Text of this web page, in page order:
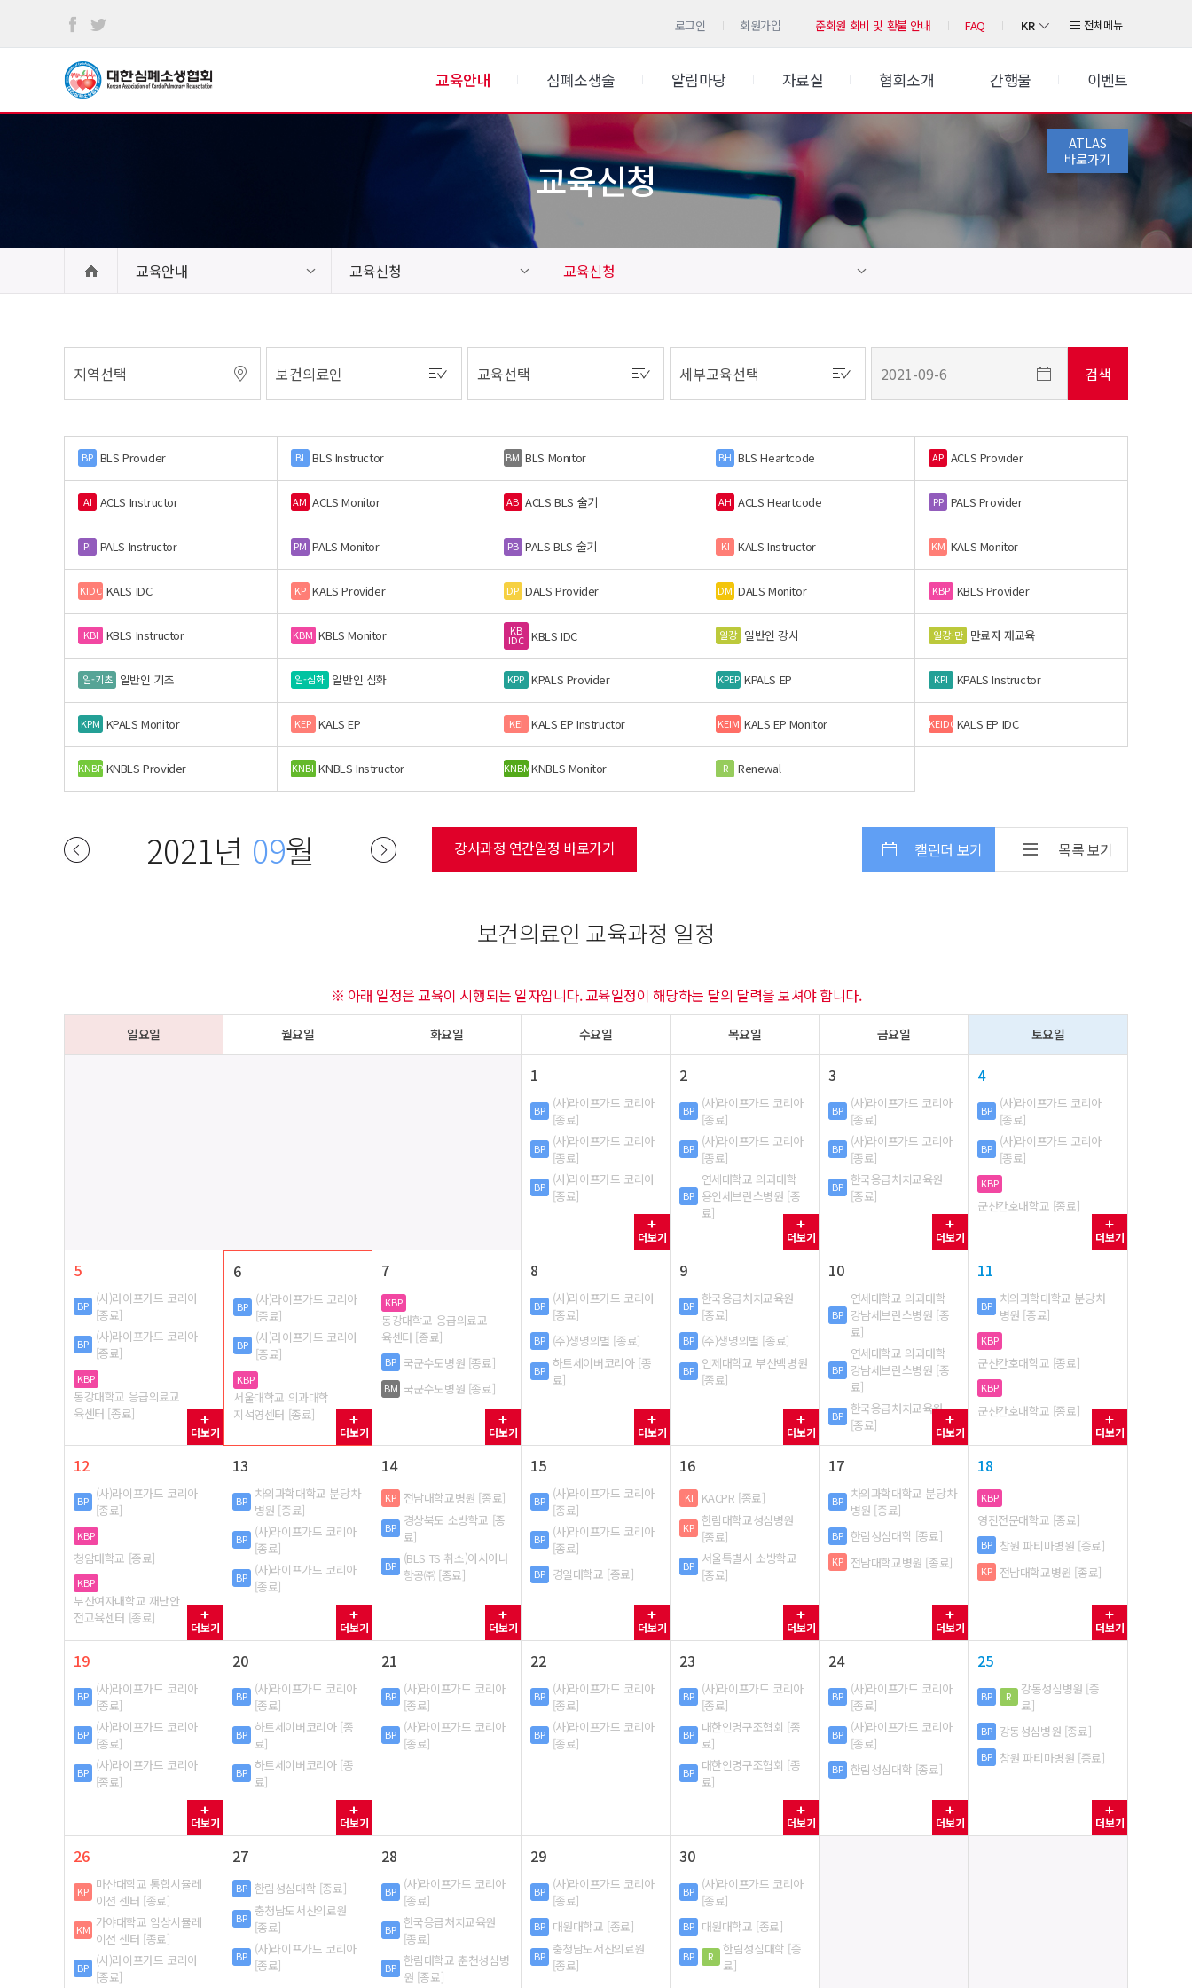
로그인 회원가입 준회원 회비 및 환불 안내 FAQ KR 전체메뉴
교육안내 심폐소생술 알림마당 자료실 협회소개 간행물 이벤트
ATLAS
바로가기
교육신청
교육안내 교육신청 교육신청
BP BLS Provider BI BLS Instructor BM BLS Monitor BH BLS Heartcode AP ACLS Provider
AI ACLS Instructor AM ACLS Monitor AB ACLS BLS 술기 AH ACLS Heartcode PP PALS Provider
PI PALS Instructor PM PALS Monitor PB PALS BLS 술기 KI KALS Instructor KM KALS Monitor
KIDC KALS IDC KP KALS Provider DP DALS Provider DM DALS Monitor KBP KBLS Provider
KBI KBLS Instructor KBM KBLS Monitor KB
IDC KBLS IDC 일강 일반인 강사 일강-만 만료자 재교육
일-기초 일반인 기초 일-심화 일반인 심화 KPP KPALS Provider KPEP KPALS EP KPI KPALS Instructor
KPM KPALS Monitor KEP KALS EP KEI KALS EP Instructor KEIM KALS EP Monitor KEIDC KALS EP IDC
KNBP KNBLS Provider KNBI KNBLS Instructor KNBMKNBLS Monitor R Renewal
2021년 09월 강사과정 연간일정 바로가기 캘린더 보기 목록 보기
보건의료인 교육과정 일정
※ 아래 일정은 교육이 시행되는 일자입니다. 교육일정이 해당하는 달의 달력을 보셔야 합니다.
일요일 월요일 화요일 수요일 목요일 금요일 토요일
1
BP (사)라이프가드 코리아
[종료]
BP (사)라이프가드 코리아
[종료]
BP (사)라이프가드 코리아
[종료]
더보기
2
BP (사)라이프가드 코리아
[종료]
BP (사)라이프가드 코리아
[종료]
BP
연세대학교 의과대학
용인세브란스병원 [종
료]
더보기
3
BP (사)라이프가드 코리아
[종료]
BP (사)라이프가드 코리아
[종료]
BP 한국응급처치교육원
[종료]
더보기
4
BP (사)라이프가드 코리아
[종료]
BP (사)라이프가드 코리아
[종료]
KBP
군산간호대학교 [종료]
더보기
5
BP (사)라이프가드 코리아
[종료]
BP (사)라이프가드 코리아
[종료]
KBP
동강대학교 응급의료교
육센터 [종료]
더보기
6
BP (사)라이프가드 코리아
[종료]
BP (사)라이프가드 코리아
[종료]
KBP
서울대학교 의과대학
지석영센터 [종료]
더보기
7
KBP
동강대학교 응급의료교
육센터 [종료]
BP 국군수도병원 [종료]
BM 국군수도병원 [종료]
더보기
8
BP (사)라이프가드 코리아
[종료]
BP (주)생명의별 [종료]
BP 하트세이버코리아 [종
료]
더보기
9
BP 한국응급처치교육원
[종료]
BP (주)생명의별 [종료]
BP 인제대학교 부산백병원
[종료]
더보기
10
BP
연세대학교 의과대학
강남세브란스병원 [종
료]
BP
연세대학교 의과대학
강남세브란스병원 [종
료]
BP 한국응급처치교육원
[종료]
더보기
11
BP 차의과학대학교 분당차
병원 [종료]
KBP
군산간호대학교 [종료]
KBP
군산간호대학교 [종료]
더보기
12
BP (사)라이프가드 코리아
[종료]
KBP
청암대학교 [종료]
KBP
부산여자대학교 재난안
전교육센터 [종료]
더보기
13
BP 차의과학대학교 분당차
병원 [종료]
BP (사)라이프가드 코리아
[종료]
BP (사)라이프가드 코리아
[종료]
더보기
14
KP 전남대학교병원 [종료]
BP 경상북도 소방학교 [종
료]
BP (BLS TS 취소)아시아나
항공㈜ [종료]
더보기
15
BP (사)라이프가드 코리아
[종료]
BP (사)라이프가드 코리아
[종료]
BP 경일대학교 [종료]
더보기
16
KI KACPR [종료]
KP 한림대학교성심병원
[종료]
BP 서울특별시 소방학교
[종료]
더보기
17
BP 차의과학대학교 분당차
병원 [종료]
BP 한림성심대학 [종료]
KP 전남대학교병원 [종료]
더보기
18
KBP
영진전문대학교 [종료]
BP 창원 파티마병원 [종료]
KP 전남대학교병원 [종료]
더보기
19
BP (사)라이프가드 코리아
[종료]
BP (사)라이프가드 코리아
[종료]
BP (사)라이프가드 코리아
[종료]
더보기
20
BP (사)라이프가드 코리아
[종료]
BP 하트세이버코리아 [종
료]
BP 하트세이버코리아 [종
료]
더보기
21
BP (사)라이프가드 코리아
[종료]
BP (사)라이프가드 코리아
[종료]
22
BP (사)라이프가드 코리아
[종료]
BP (사)라이프가드 코리아
[종료]
23
BP (사)라이프가드 코리아
[종료]
BP 대한인명구조협회 [종
료]
BP 대한인명구조협회 [종
료]
더보기
24
BP (사)라이프가드 코리아
[종료]
BP (사)라이프가드 코리아
[종료]
BP 한림성심대학 [종료]
더보기
25
BP R
강동성심병원 [종
료]
BP 강동성심병원 [종료]
BP 창원 파티마병원 [종료]
더보기
26
KP 마산대학교 통합시뮬레
이션 센터 [종료]
KM 가야대학교 임상시뮬레
이션 센터 [종료]
BP (사)라이프가드 코리아
[종료]
27
BP 한림성심대학 [종료]
BP 충청남도서산의료원
[종료]
BP (사)라이프가드 코리아
[종료]
28
BP (사)라이프가드 코리아
[종료]
BP 한국응급처치교육원
[종료]
BP 한림대학교 춘천성심병
원 [종료]
29
BP (사)라이프가드 코리아
[종료]
BP 대원대학교 [종료]
BP 충청남도서산의료원
[종료]
30
BP (사)라이프가드 코리아
[종료]
BP 대원대학교 [종료]
BP R
한림성심대학 [종
료]